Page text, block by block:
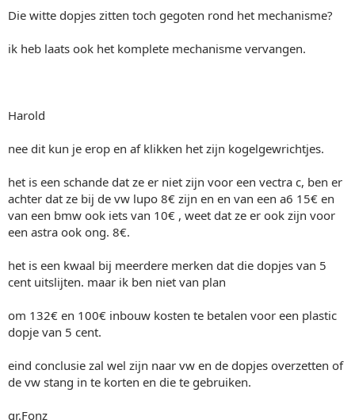
Die witte dopjes zitten toch gegoten rond het mechanisme?
ik heb laats ook het komplete mechanisme vervangen.
Harold
nee dit kun je erop en af klikken het zijn kogelgewrichtjes.
het is een schande dat ze er niet zijn voor een vectra c, ben er
achter dat ze bij de vw lupo 8€ zijn en en van een a6 15€ en
van een bmw ook iets van 10€ , weet dat ze er ook zijn voor
een astra ook ong. 8€.
het is een kwaal bij meerdere merken dat die dopjes van 5
cent uitslijten. maar ik ben niet van plan
om 132€ en 100€ inbouw kosten te betalen voor een plastic
dopje van 5 cent.
eind conclusie zal wel zijn naar vw en de dopjes overzetten of
de vw stang in te korten en die te gebruiken.
gr.Fonz